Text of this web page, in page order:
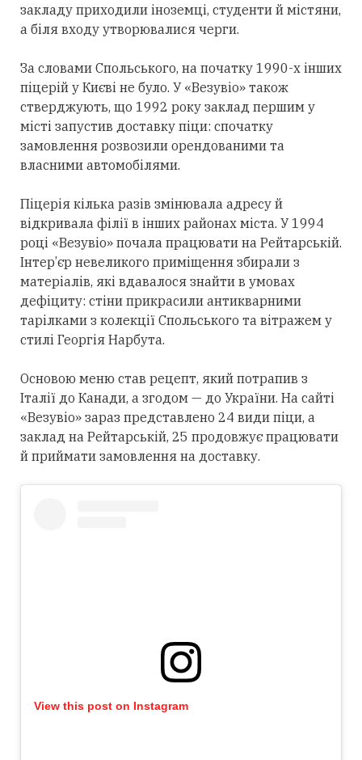
закладу приходили іноземці, студенти й містяни,
а біля входу утворювалися черги.
За словами Спольського, на початку 1990-х інших
піцерій у Києві не було. У «Везувіо» також
стверджують, що 1992 року заклад першим у
місті запустив доставку піци: спочатку
замовлення розвозили орендованими та
власними автомобілями.
Піцерія кілька разів змінювала адресу й
відкривала філії в інших районах міста. У 1994
році «Везувіо» почала працювати на Рейтарській.
Інтер’єр невеликого приміщення збирали з
матеріалів, які вдавалося знайти в умовах
дефіциту: стіни прикрасили антикварними
тарілками з колекції Спольського та вітражем у
стилі Георгія Нарбута.
Основою меню став рецепт, який потрапив з
Італії до Канади, а згодом — до України. На сайті
«Везувіо» зараз представлено 24 види піци, а
заклад на Рейтарській, 25 продовжує працювати
й приймати замовлення на доставку.
View this post on Instagram